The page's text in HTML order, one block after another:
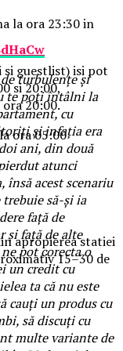
turbulențe și
te poți întâlni la
cu
și infația era
ani, din două
atunci
acest scenariu
trebuie să-și ia
față de
și față de alte
pot corecta o
un credit cu
ta că nu este
cauți un produs cu
să discuți cu
multe variante de
la ora 23:30 in
si guestlist) isi pot
si 20:00,
20:00.
ora 05:00
apropierea statiei
15–30 de